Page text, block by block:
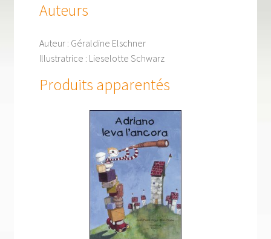
Auteurs
Auteur : Géraldine Elschner
Illustratrice : Lieselotte Schwarz
Produits apparentés